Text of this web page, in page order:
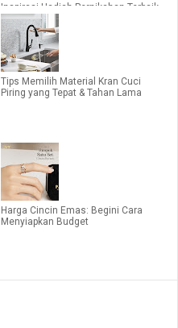
Inspirasi Hadiah Pernikahan Terbaik
untuk Sahabat Tercinta
Tips Memilih Material Kran Cuci
Piring yang Tepat & Tahan Lama
Harga Cincin Emas: Begini Cara
Menyiapkan Budget